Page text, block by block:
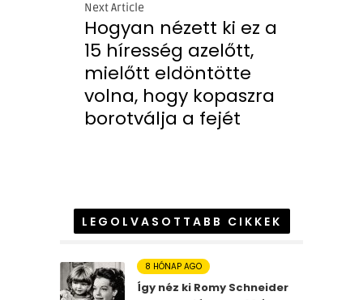
Next Article
Hogyan nézett ki ez a
15 híresség azelőtt,
mielőtt eldöntötte
volna, hogy kopaszra
borotválja a fejét
LEGOLVASOTTABB CIKKEK
8 HÓNAP AGO
Így néz ki Romy Schneider